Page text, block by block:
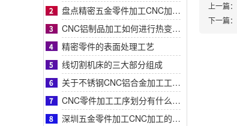
盘点精密五金零件加工CNC加工明显的特征有哪些
CNC铝制品加工如何进行热变形处理？
精密零件的表面处理工艺
线切割机床的三大部分组成
关于不锈钢CNC铝合金加工工艺流程步骤介绍？
CNC零件加工工序划分有什么要求呢
深圳五金零件加工CNC加工的数控系统特点有什么？
上一篇：
下一篇：